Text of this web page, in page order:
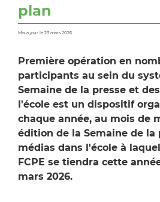
plan
Mis à jour le 23 mars 2026
Première opération en
participants au sein du
Semaine de la presse et
l'école est un dispositif
chaque année, au mois de
édition de la Semaine de la
médias dans l'école à
FCPE se tiendra cette
mars 2026.